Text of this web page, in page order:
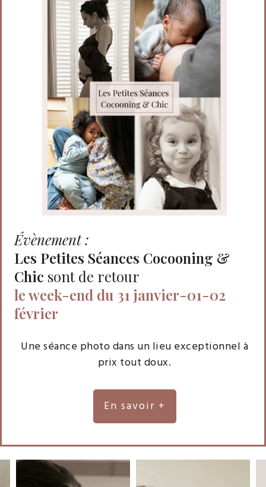
Évènement :
Les Petites Séances Cocooning &
Chic sont de retour
le week-end du 31 janvier-01-02
février
Une séance photo dans un lieu exceptionnel à
prix tout doux.
En savoir +